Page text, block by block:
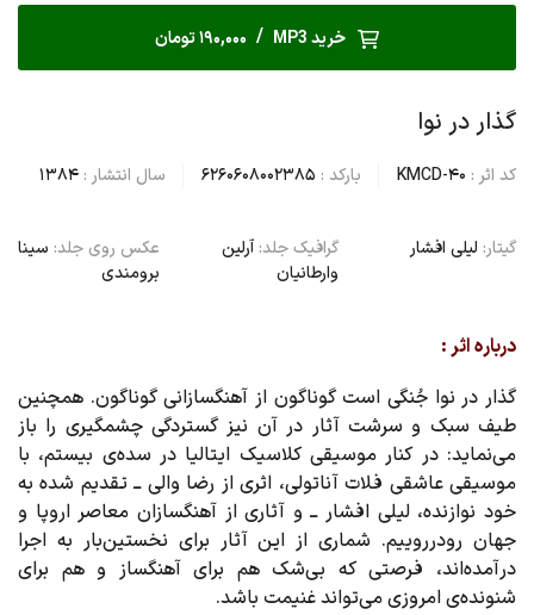
خرید MP3 / 190,000 تومان
گذار در نوا
کد اثر : KMCD-40 بارکد : 6260608002385 سال انتشار : 1384
گیتار: لیلی افشار گرافیک جلد:آرلین
وارطانیان
عکس روی جلد: سینا
برومندی
درباره اثر :
گذار در نوا جُنگی است گوناگون از آهنگسازانی گوناگون. همچنین
طیف سبک و سرشت آثار در آن نیز گستردگی چشمگیری را باز
می‌نماید: در کنار موسیقی کلاسیک ایتالیا در سده‌ی بیستم، با
موسیقی عاشقی فلات آناتولی، اثری از رضا والی ــ تقدیم شده به
خود نوازنده، لیلی افشار ــ و آثاری از آهنگسازان معاصر اروپا و
جهان رودرروییم. شماری از این آثار برای نخستین‌بار به اجرا
درآمده‌اند، فرصتی که بی‌شک هم برای آهنگساز و هم برای
شنونده‌ی امروزی می‌تواند غنیمت باشد.